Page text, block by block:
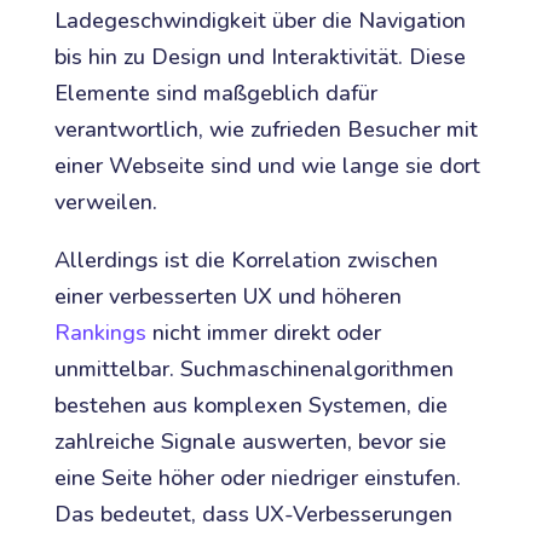
Ladegeschwindigkeit über die Navigation
bis hin zu Design und Interaktivität. Diese
Elemente sind maßgeblich dafür
verantwortlich, wie zufrieden Besucher mit
einer Webseite sind und wie lange sie dort
verweilen.
Allerdings ist die Korrelation zwischen
einer verbesserten UX und höheren
Rankings nicht immer direkt oder
unmittelbar. Suchmaschinenalgorithmen
bestehen aus komplexen Systemen, die
zahlreiche Signale auswerten, bevor sie
eine Seite höher oder niedriger einstufen.
Das bedeutet, dass UX-Verbesserungen